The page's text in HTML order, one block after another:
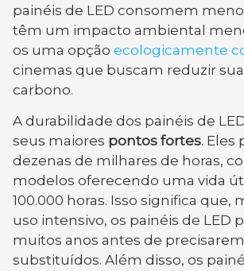
painéis de LED consomem
têm um impacto ambiental
os uma opção ecologicamente
cinemas que buscam reduzir
carbono.
A durabilidade dos painéis de
seus maiores pontos fortes. Eles
dezenas de milhares de horas,
modelos oferecendo uma vida
100.000 horas. Isso significa que,
uso intensivo, os painéis de LED
muitos anos antes de
substituídos. Além disso, os